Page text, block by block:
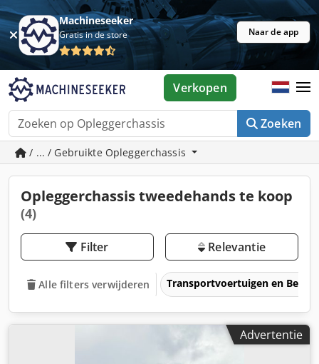
Machineseeker
Gratis in de store Naar de app
Zoeken
Verkopen
/ ... / Gebruikte Opleggerchassis
Opleggerchassis tweedehands te koop
(4)
Filter Relevantie
Alle filters verwijderen Transportvoertuigen en
Advertentie